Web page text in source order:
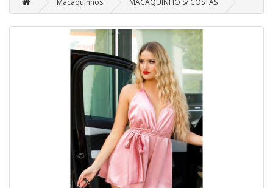
Macaquinhos MACAQUINHO S/ COSTAS